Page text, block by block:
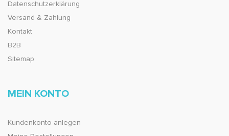
Datenschutzerklärung
Versand & Zahlung
Kontakt
B2B
Sitemap
MEIN KONTO
Kundenkonto anlegen